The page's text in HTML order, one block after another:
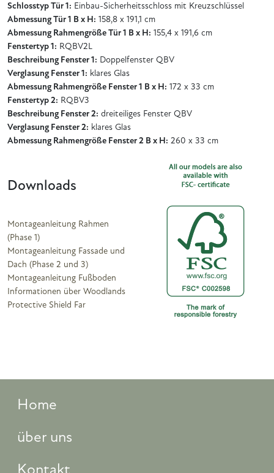
Schlosstyp Tür 1: Einbau-Sicherheitsschloss mit Kreuzschlüssel
Abmessung Tür 1 B x H: 158,8 x 191,1 cm
Abmessung Rahmengröße Tür 1 B x H: 155,4 x 191,6 cm
Fenstertyp 1: RQBV2L
Beschreibung Fenster 1: Doppelfenster QBV
Verglasung Fenster 1: klares Glas
Abmessung Rahmengröße Fenster 1 B x H: 172 x 33 cm
Fenstertyp 2: RQBV3
Beschreibung Fenster 2: dreiteiliges Fenster QBV
Verglasung Fenster 2: klares Glas
Abmessung Rahmengröße Fenster 2 B x H: 260 x 33 cm
Downloads
Montageanleitung Rahmen
(Phase 1)
Montageanleitung Fassade und
Dach (Phase 2 und 3)
Montageanleitung Fußboden
Informationen über Woodlands
Protective Shield Far
Home
über uns